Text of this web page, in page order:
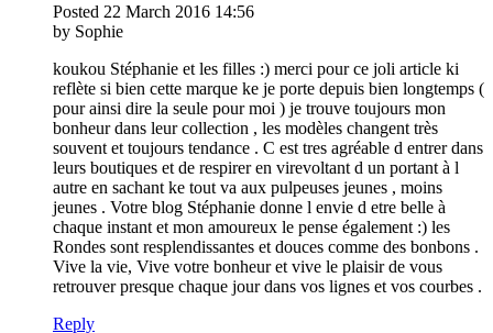
Posted 22 March 2016 14:56
by Sophie
koukou Stéphanie et les filles :) merci pour ce joli article ki
reflète si bien cette marque ke je porte depuis bien longtemps (
pour ainsi dire la seule pour moi ) je trouve toujours mon
bonheur dans leur collection , les modèles changent très
souvent et toujours tendance . C est tres agréable d entrer dans
leurs boutiques et de respirer en virevoltant d un portant à l
autre en sachant ke tout va aux pulpeuses jeunes , moins
jeunes . Votre blog Stéphanie donne l envie d etre belle à
chaque instant et mon amoureux le pense également :) les
Rondes sont resplendissantes et douces comme des bonbons .
Vive la vie, Vive votre bonheur et vive le plaisir de vous
retrouver presque chaque jour dans vos lignes et vos courbes .
Reply